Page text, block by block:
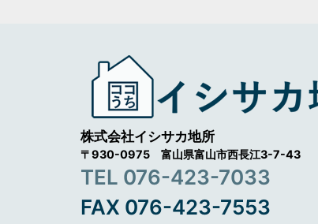
株式会社イシサカ地所
〒930-0975 富山県富山市西長江3-7-43
TEL 076-423-7033
FAX 076-423-7553